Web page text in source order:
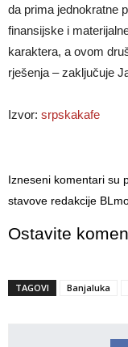
da prima jednokratne
finansijske i
karaktera, a ovom
rješenja – zaključuje
Izvor: srpskakafe
Izneseni komentari su
stavove redakcije
Ostavite
TAGOVI Banjaluka